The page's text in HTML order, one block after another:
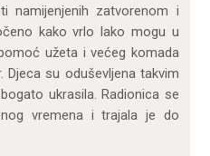
namijenjenih zatvorenom i
kako vrlo lako mogu u
užeta i većeg komada
Djeca su oduševljena takvim
ukrasila. Radionica se
vremena i trajala je do